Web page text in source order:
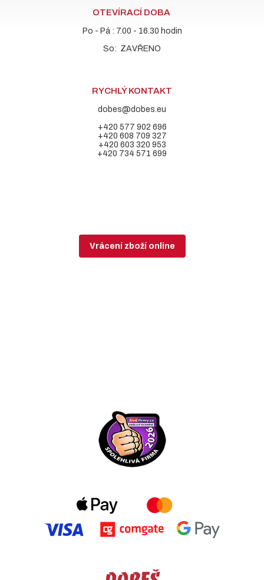
OTEVÍRACÍ DOBA
Po - Pá : 7.00 - 16.30 hodin
So: ZAVŘENO
RYCHLÝ KONTAKT
dobes@dobes.eu
+420 577 902 696
+420 608 709 327
+420 603 320 953
+420 734 571 699
Vrácení zboží online